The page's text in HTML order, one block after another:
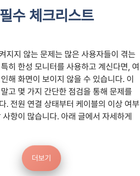
수 체크리스트
지지 않는 문제는 많은 사용자들이 겪는
히 한성 모니터를 사용하고 계신다면, 여
해 화면이 보이지 않을 수 있습니다. 이
고 몇 가지 간단한 점검을 통해 문제를
. 전원 연결 상태부터 케이블의 이상 여부
항이 많습니다. 아래 글에서 자세하게
더보기